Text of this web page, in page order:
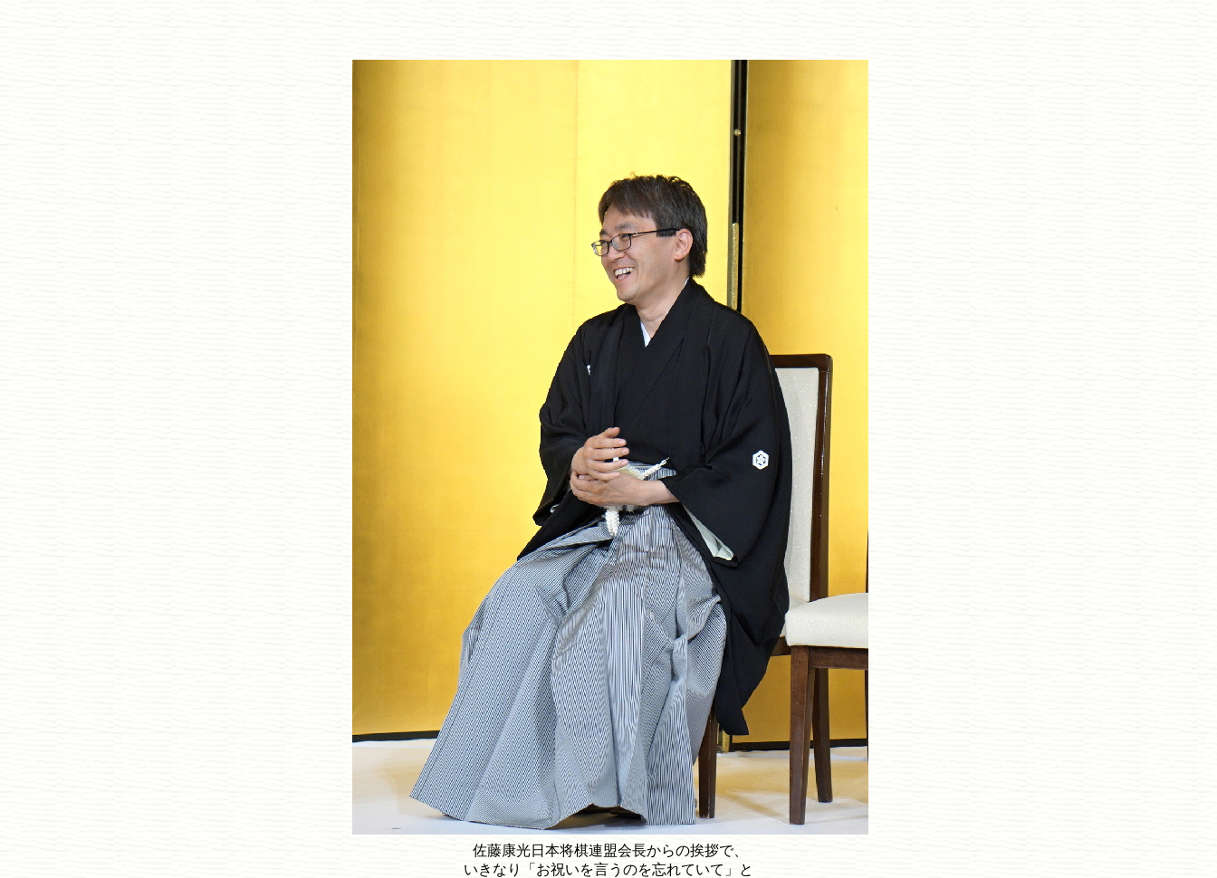
佐藤康光日本将棋連盟会長からの挨拶で、
いきなり「お祝いを言うのを忘れていて」と